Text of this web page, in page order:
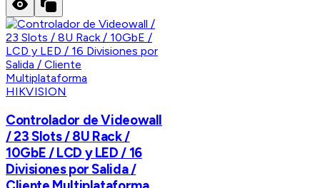
HIKVISION
Controlador de Videowall
/ 23 Slots / 8U Rack /
10GbE / LCD y LED / 16
Divisiones por Salida /